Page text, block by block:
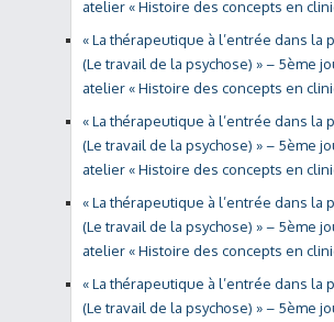
atelier « Histoire des concepts en
« La thérapeutique à l’entrée dans la
(Le travail de la psychose) » – 5ème
atelier « Histoire des concepts en
« La thérapeutique à l’entrée dans la
(Le travail de la psychose) » – 5ème
atelier « Histoire des concepts en
« La thérapeutique à l’entrée dans la
(Le travail de la psychose) » – 5ème
atelier « Histoire des concepts en
« La thérapeutique à l’entrée dans la
(Le travail de la psychose) » – 5ème